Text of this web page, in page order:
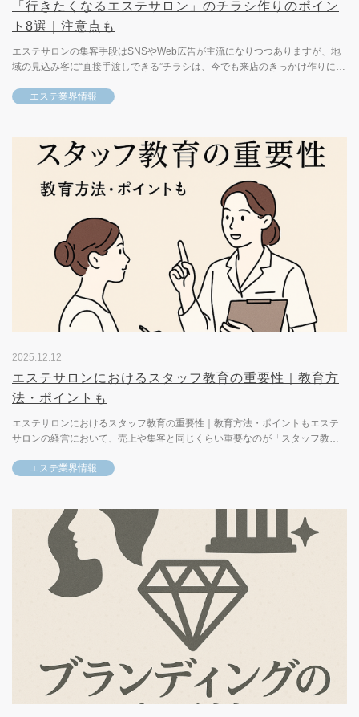
「行きたくなるエステサロン」のチラシ作りのポイン
ト8選｜注意点も
エステサロンの集客手段はSNSやWeb広告が主流になりつつありますが、地
域の見込み客に“直接手渡しできる”チラシは、今でも来店のきっかけ作りに強
エステ業界情報
2025.12.12
エステサロンにおけるスタッフ教育の重要性｜教育方
法・ポイントも
エステサロンにおけるスタッフ教育の重要性｜教育方法・ポイントもエステ
サロンの経営において、売上や集客と同じくらい重要なのが「スタッフ教
エステ業界情報